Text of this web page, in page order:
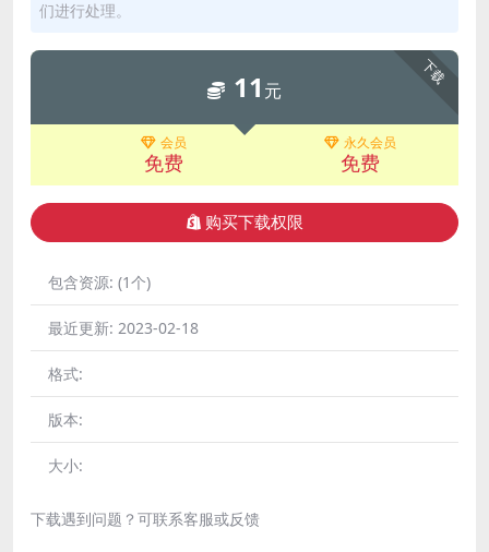
们进行处理。
下载
11 元
会员
免费
永久会员
免费
购买下载权限
包含资源: (1个)
最近更新: 2023-02-18
格式:
版本:
大小:
下载遇到问题？可联系客服或反馈